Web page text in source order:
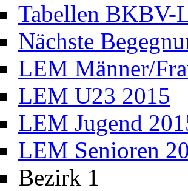
Tabellen BKBV-
Nächste
LEM Männer/
LEM U23 2015
LEM Jugend
LEM Senioren
Bezirk 1